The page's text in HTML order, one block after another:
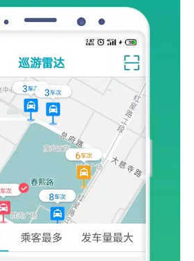
buscando otimizar suas escolhas de
de tráfego atuais ou
se informado sobre tendências da
tem tudo coberto! Ao
às operações diárias, ele
mas também maior
tempo. Então, por que esperar?
controle da sua carreira como nunca